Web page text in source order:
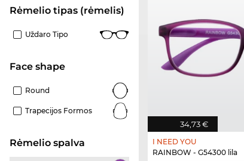
Rėmelio tipas (rėmelis)
Uždaro Tipo
Face shape
Round
Trapecijos Formos
Rėmelio spalva
34,73 €
I NEED YOU
RAINBOW - G54300 lila